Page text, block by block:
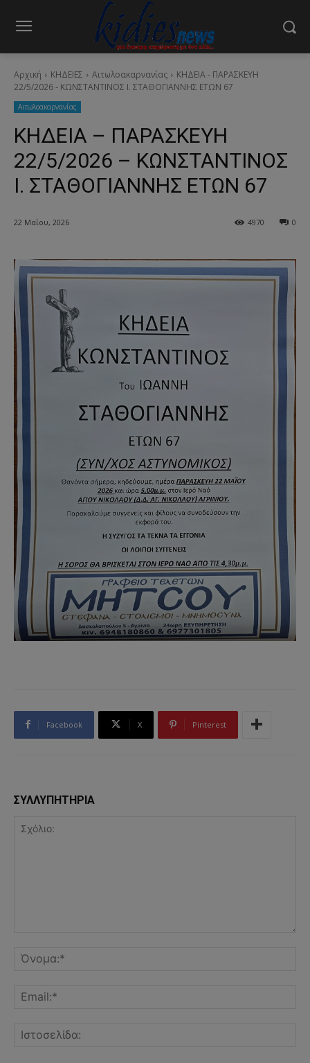
Αρχική ΚΗΔΕΙΕΣ Aιτωλοακαρνανίας
ΚΗΔΕΙΑ - ΠΑΡΑΣΚΕΥΗ
22/5/2026 - ΚΩΝΣΤΑΝΤΙΝΟΣ Ι. ΣΤΑΘΟΓΙΑΝΝΗΣ ΕΤΩΝ 67
Aιτωλοακαρνανίας
ΚΗΔΕΙΑ – ΠΑΡΑΣΚΕΥΗ
22/5/2026 – ΚΩΝΣΤΑΝΤΙΝΟΣ
Ι. ΣΤΑΘΟΓΙΑΝΝΗΣ ΕΤΩΝ 67
22 Μαΐου, 2026 0
4970
Facebook X Pinterest
ΣΥΛΛΥΠΗΤΗΡΙΑ